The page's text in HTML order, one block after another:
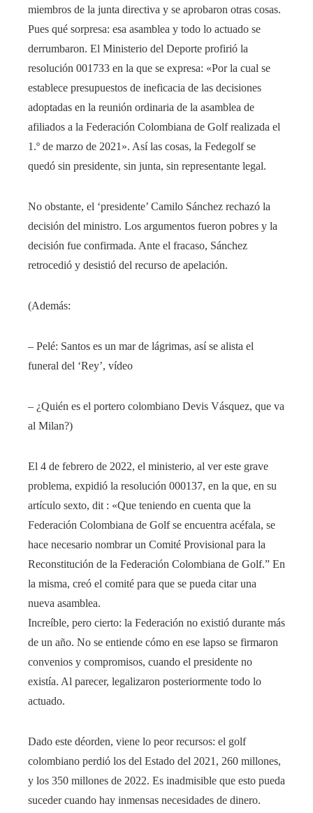
miembros de la junta directiva y se aprobaron otras cosas.
Pues qué sorpresa: esa asamblea y todo lo actuado se
derrumbaron. El Ministerio del Deporte profirió la
resolución 001733 en la que se expresa: «Por la cual se
establece presupuestos de ineficacia de las decisiones
adoptadas en la reunión ordinaria de la asamblea de
afiliados a la Federación Colombiana de Golf realizada el
1.º de marzo de 2021». Así las cosas, la Fedegolf se
quedó sin presidente, sin junta, sin representante legal.
No obstante, el ‘presidente’ Camilo Sánchez rechazó la
decisión del ministro. Los argumentos fueron pobres y la
decisión fue confirmada. Ante el fracaso, Sánchez
retrocedió y desistió del recurso de apelación.
(Además:
– Pelé: Santos es un mar de lágrimas, así se alista el
funeral del ‘Rey’, vídeo
– ¿Quién es el portero colombiano Devis Vásquez, que va
al Milan?)
El 4 de febrero de 2022, el ministerio, al ver este grave
problema, expidió la resolución 000137, en la que, en su
artículo sexto, dit : «Que teniendo en cuenta que la
Federación Colombiana de Golf se encuentra acéfala, se
hace necesario nombrar un Comité Provisional para la
Reconstitución de la Federación Colombiana de Golf.” En
la misma, creó el comité para que se pueda citar una
nueva asamblea.
Increíble, pero cierto: la Federación no existió durante más
de un año. No se entiende cómo en ese lapso se firmaron
convenios y compromisos, cuando el presidente no
existía. Al parecer, legalizaron posteriormente todo lo
actuado.
Dado este déorden, viene lo peor recursos: el golf
colombiano perdió los del Estado del 2021, 260 millones,
y los 350 millones de 2022. Es inadmisible que esto pueda
suceder cuando hay inmensas necesidades de dinero.